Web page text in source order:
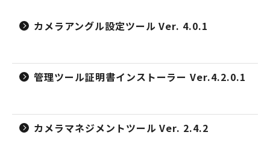
カメラアングル設定ツール Ver. 4.0.1
管理ツール証明書インストーラー Ver.4.2.0.1
カメラマネジメントツール Ver. 2.4.2